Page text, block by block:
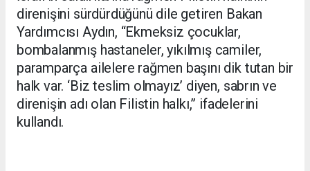
direnişini sürdürdüğünü dile getiren Bakan
Yardımcısı Aydın, “Ekmeksiz çocuklar,
bombalanmış hastaneler, yıkılmış camiler,
paramparça ailelere rağmen başını dik tutan bir
halk var. ‘Biz teslim olmayız’ diyen, sabrın ve
direnişin adı olan Filistin halkı,” ifadelerini
kullandı.